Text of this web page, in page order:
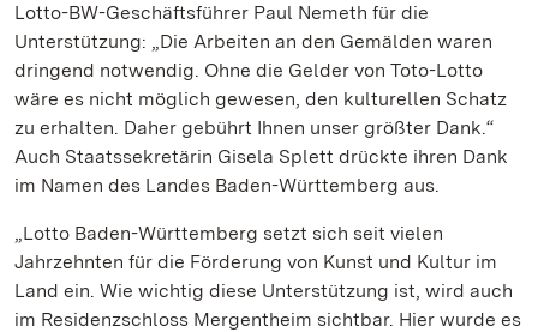
Lotto-BW-Geschäftsführer Paul Nemeth für die
Unterstützung: „Die Arbeiten an den Gemälden waren
dringend notwendig. Ohne die Gelder von Toto-Lotto
wäre es nicht möglich gewesen, den kulturellen Schatz
zu erhalten. Daher gebührt Ihnen unser größter Dank.“
Auch Staatssekretärin Gisela Splett drückte ihren Dank
im Namen des Landes Baden-Württemberg aus.
„Lotto Baden-Württemberg setzt sich seit vielen
Jahrzehnten für die Förderung von Kunst und Kultur im
Land ein. Wie wichtig diese Unterstützung ist, wird auch
im Residenzschloss Mergentheim sichtbar. Hier wurde es